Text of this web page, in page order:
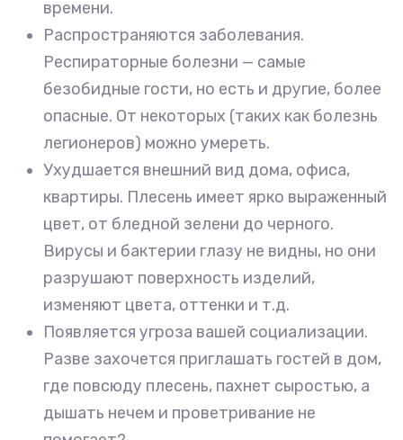
времени.
Распространяются заболевания.
Респираторные болезни — самые
безобидные гости, но есть и другие, более
опасные. От некоторых (таких как болезнь
легионеров) можно умереть.
Ухудшается внешний вид дома, офиса,
квартиры. Плесень имеет ярко выраженный
цвет, от бледной зелени до черного.
Вирусы и бактерии глазу не видны, но они
разрушают поверхность изделий,
изменяют цвета, оттенки и т.д.
Появляется угроза вашей социализации.
Разве захочется приглашать гостей в дом,
где повсюду плесень, пахнет сыростью, а
дышать нечем и проветривание не